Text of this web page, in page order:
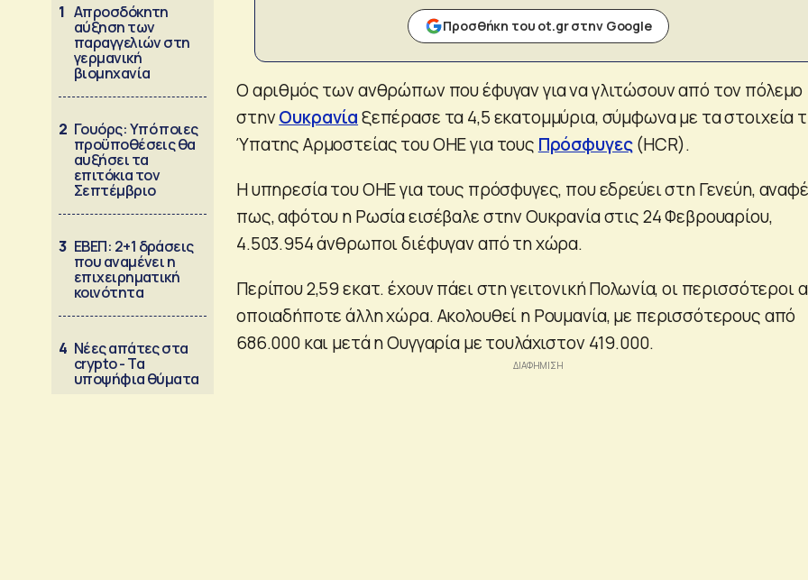
1 Απροσδόκητη
αύξηση των
παραγγελιών στη
γερμανική
βιομηχανία
2 Γουόρς: Υπό ποιες
προϋποθέσεις θα
αυξήσει τα
επιτόκια τον
Σεπτέμβριο
3 ΕΒΕΠ: 2+1 δράσεις
που αναμένει η
επιχειρηματική
κοινότητα
4 Νέες απάτες στα
crypto - Τα
υποψήφια θύματα
Προσθήκη του ot.gr στην Google
Ο αριθμός των ανθρώπων που έφυγαν για να γλιτώσουν από τον πόλεμο
στηνΟυκρανίαξεπέρασε τα 4,5 εκατομμύρια, σύμφωνα με τα στοιχεία
Ύπατης Αρμοστείας του ΟΗΕ για τους Πρόσφυγες(HCR).
Η υπηρεσία του ΟΗΕ για τους πρόσφυγες, που εδρεύει στη Γενεύη,
πως, αφότου η Ρωσία εισέβαλε στην Ουκρανία στις 24 Φεβρουαρίου,
4.503.954 άνθρωποι διέφυγαν από τη χώρα.
Περίπου 2,59 εκατ. έχουν πάει στη γειτονική Πολωνία, οι περισσότεροι
οποιαδήποτε άλλη χώρα. Ακολουθεί η Ρουμανία, με περισσότερους από
686.000 και μετά η Ουγγαρία με τουλάχιστον 419.000.